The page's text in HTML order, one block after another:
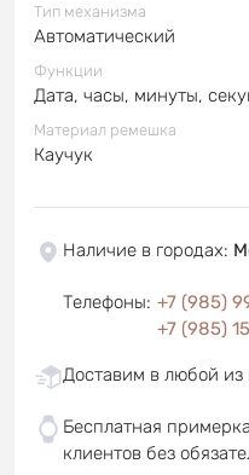
Тип механизма
Автоматический
Функции
Дата, часы, минуты,
Материал ремешка
Каучук
Наличие в городах:
Телефоны: +7 (985)
+7 (985)
Доставим в любой
Бесплатная
клиентов без